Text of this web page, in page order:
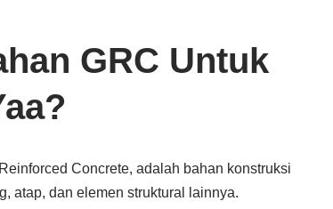
GRC Untuk
Concrete, adalah bahan konstruksi
atap, dan elemen struktural lainnya.